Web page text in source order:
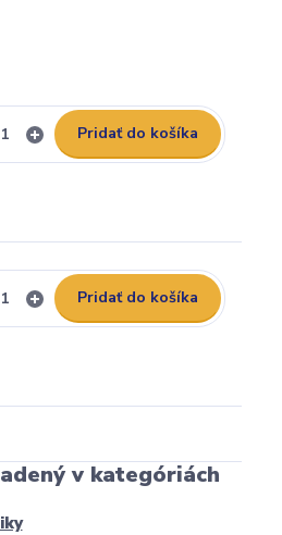
Pridať do košíka
Pridať do košíka
v kategóriách